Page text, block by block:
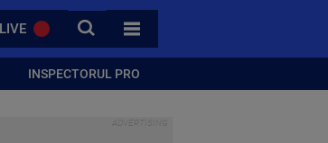
CAUTA
TOATE CATEGORIILE
INSPECTORUL PRO